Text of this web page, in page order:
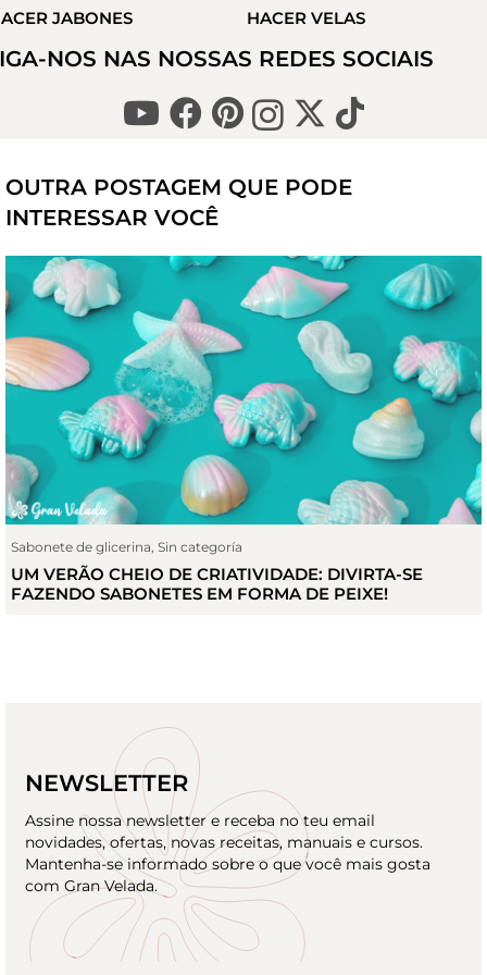
JABONES HACER VELAS
NOS NAS NOSSAS REDES SOCIAIS
OUTRA POSTAGEM QUE PODE
INTERESSAR VOCÊ
Sabonete de glicerina Sin categoría
UM VERÃO CHEIO DE CRIATIVIDADE: DIVIRTA-SE
FAZENDO SABONETES EM FORMA DE PEIXE!
NEWSLETTER
Assine nossa newsletter e receba no teu email
novidades, ofertas, novas receitas, manuais e cursos.
Mantenha-se informado sobre o que você mais gosta
com Gran Velada.